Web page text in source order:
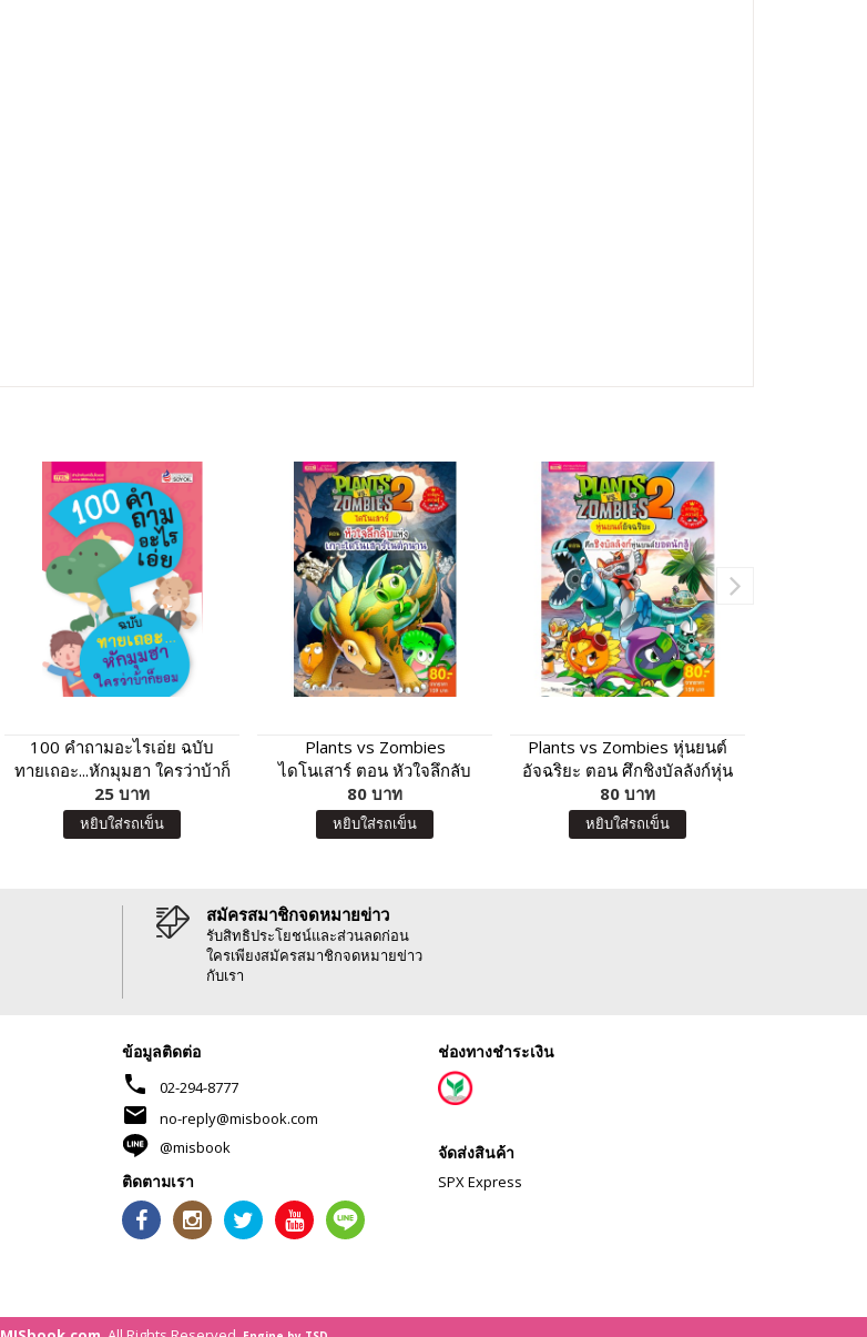
100 คำถามอะไรเอ่ย ฉบับ
ทายเถอะ...หักมุมฮา ใครว่าบ้าก็
ยอม
25 บาท
หยิบใส่รถเข็น
Plants vs Zombies
ไดโนเสาร์ ตอน หัวใจลึกลับ
แห่งเกาะไดโนเสาร์ในตำนาน
80 บาท
หยิบใส่รถเข็น
Plants vs Zombies หุ่นยนต์
อัจฉริยะ ตอน ศึกชิงบัลลังก์หุ่น
ยนต์ยอดนักสู้
80 บาท
หยิบใส่รถเข็น
สมัครสมาชิกจดหมายข่าว
รับสิทธิประโยชน์และส่วนลดก่อน
ใครเพียงสมัครสมาชิกจดหมายข่าว
กับเรา
ข้อมูลติดต่อ
phone 02-294-8777
mail
no-reply@misbook.com
@misbook
ติดตามเรา
ช่องทางชำระเงิน
จัดส่งสินค้า
SPX Express